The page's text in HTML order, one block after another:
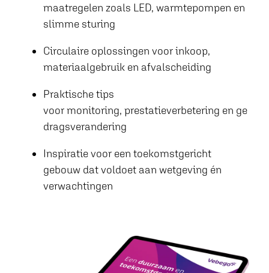
maatregelen zoals LED, warmtepompen en
slimme sturing
Circulaire oplossingen voor inkoop,
materiaalgebruik en afvalscheiding
Praktische tips
voormonitoring, prestatieverbetering en ge
dragsverandering
Inspiratievoor een toekomstgericht
gebouw dat voldoet aan wetgeving én
verwachtingen